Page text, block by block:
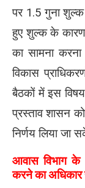
पर 1.5 गुना शुल्क
हुए शुल्क के कारण
का सामना
विकास
बैठकों में इस
प्रस्ताव शासन
निर्णय लिया जा
आवास विभाग के
करने का अधिकार